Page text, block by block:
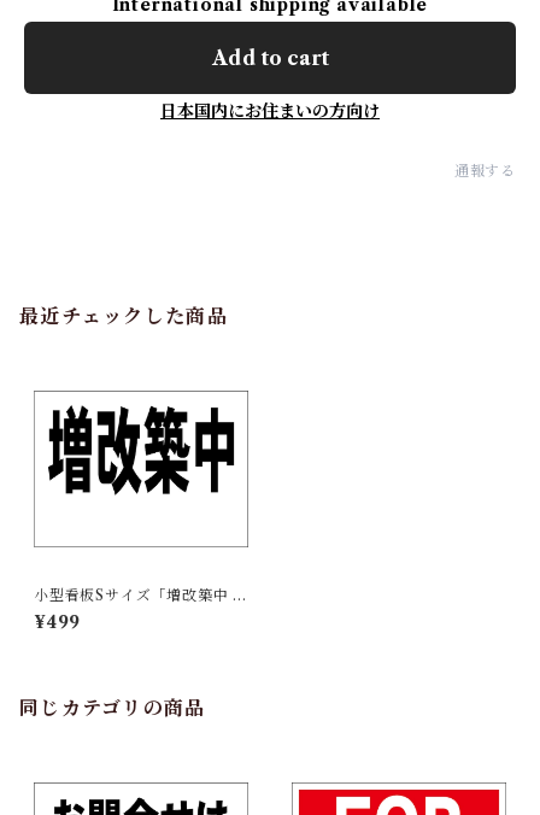
International shipping available
Add to cart
日本国内にお住まいの方向け
通報する
最近チェックした商品
小型看板Sサイズ「増改築中 余
白付（黒字）」 屋外可【不動
産】
¥499
同じカテゴリの商品